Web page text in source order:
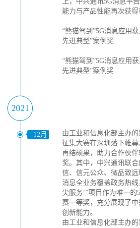
能力与产品性能再次获得
“熊猫驾到”5G消息应用
先进典型”案例奖
“熊猫驾到”5G消息应用
先进典型”案例奖
2021
12月
由工业和信息化部主办的
征集大赛在深圳落下帷
再结硕果，助力合作伙
奖。其中，中兴通讯联
信、信元公众、微品致
消息全业务覆盖政务热
尖服务’”项目作为唯一
赛一等奖，充分展现了
创新能力。
由工业和信息化部主办的